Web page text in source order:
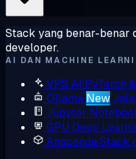
Stack yang benar-benar
developer.
AI DAN MACHINE
VPS AI PyTorch
Ollama New
Jupyter
GPU Deep
AnacondaStack